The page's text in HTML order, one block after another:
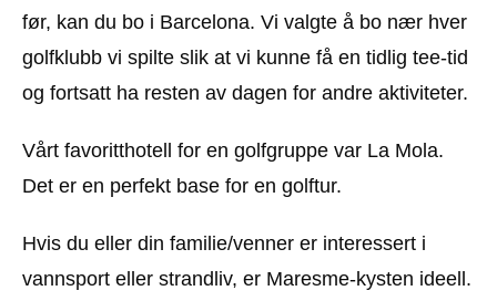
før, kan du bo i Barcelona. Vi valgte å bo nær hver
golfklubb vi spilte slik at vi kunne få en tidlig tee-tid
og fortsatt ha resten av dagen for andre aktiviteter.
Vårt favoritthotell for en golfgruppe var La Mola.
Det er en perfekt base for en golftur.
Hvis du eller din familie/venner er interessert i
vannsport eller strandliv, er Maresme-kysten ideell.